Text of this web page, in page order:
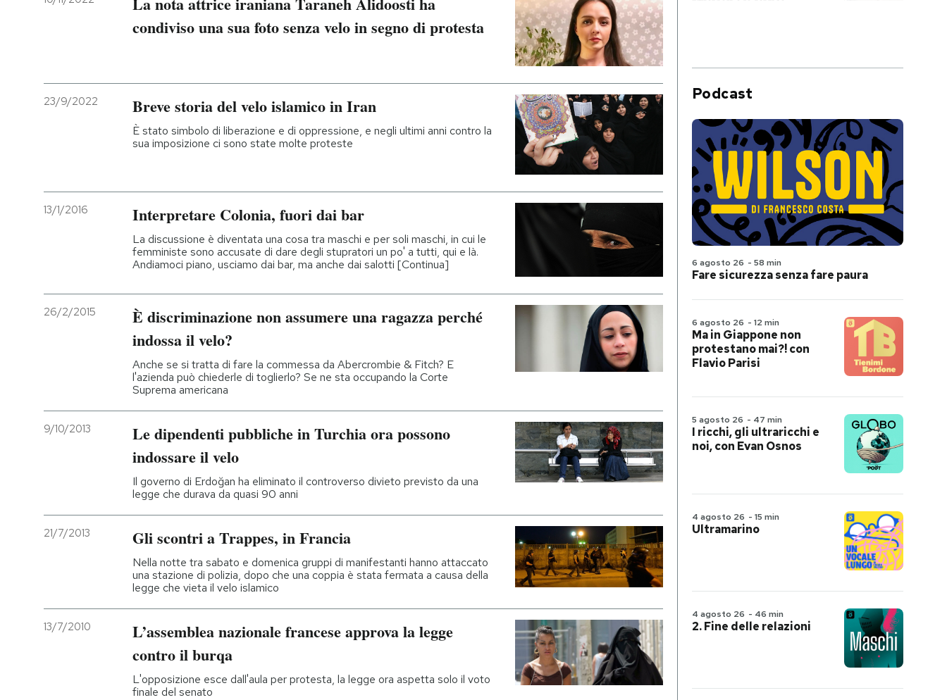
condiviso una sua foto senza velo in segno di protesta
23/9/2022 Breve storia del velo islamico in Iran
È stato simbolo di liberazione e di oppressione, e negli ultimi anni contro la
sua imposizione ci sono state molte proteste
13/1/2016 Interpretare Colonia, fuori dai bar
La discussione è diventata una cosa tra maschi e per soli maschi, in cui le
femministe sono accusate di dare degli stupratori un po' a tutti, qui e là.
Andiamoci piano, usciamo dai bar, ma anche dai salotti [Continua]
26/2/2015
È discriminazione non assumere una ragazza perché
indossa il velo?
Anche se si tratta di fare la commessa da Abercrombie & Fitch? E
l'azienda può chiederle di toglierlo? Se ne sta occupando la Corte
Suprema americana
9/10/2013
Le dipendenti pubbliche in Turchia ora possono
indossare il velo
Il governo di Erdoğan ha eliminato il controverso divieto previsto da una
legge che durava da quasi 90 anni
21/7/2013 Gli scontri a Trappes, in Francia
Nella notte tra sabato e domenica gruppi di manifestanti hanno attaccato
una stazione di polizia, dopo che una coppia è stata fermata a causa della
legge che vieta il velo islamico
13/7/2010
L’assemblea nazionale francese approva la legge
contro il burqa
L'opposizione esce dall'aula per protesta, la legge ora aspetta solo il voto
finale del senato
Podcast
6 agosto 26 - 58 min
Fare sicurezza senza fare paura
6 agosto 26 - 12 min
Ma in Giappone non
protestano mai?! con
Flavio Parisi
5 agosto 26 - 47 min
I ricchi, gli ultraricchi e
noi, con Evan Osnos
4 agosto 26 - 15 min
Ultramarino
4 agosto 26 - 46 min
2. Fine delle relazioni